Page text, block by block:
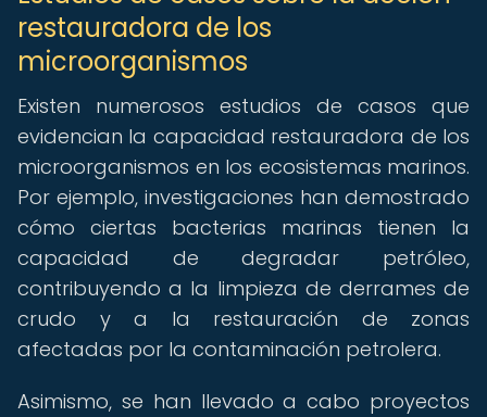
restauradora de los
microorganismos
Existen numerosos estudios de casos que
evidencian la capacidad restauradora de los
microorganismos en los ecosistemas marinos.
Por ejemplo, investigaciones han demostrado
cómo ciertas bacterias marinas tienen la
capacidad de degradar petróleo,
contribuyendo a la limpieza de derrames de
crudo y a la restauración de zonas
afectadas por la contaminación petrolera.
Asimismo, se han llevado a cabo proyectos